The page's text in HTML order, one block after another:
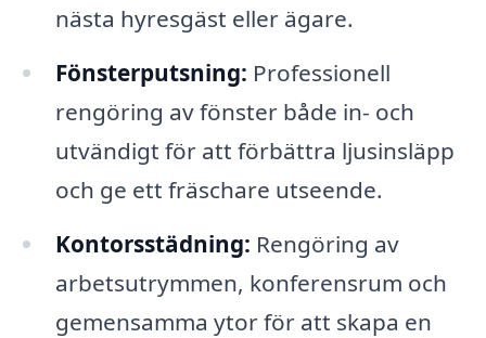
nästa hyresgäst eller ägare.
Fönsterputsning: Professionell
rengöring av fönster både in- och
utvändigt för att förbättra ljusinsläpp
och ge ett fräschare utseende.
Kontorsstädning: Rengöring av
arbetsutrymmen, konferensrum och
gemensamma ytor för att skapa en